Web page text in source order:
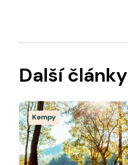
Další články
Kempy